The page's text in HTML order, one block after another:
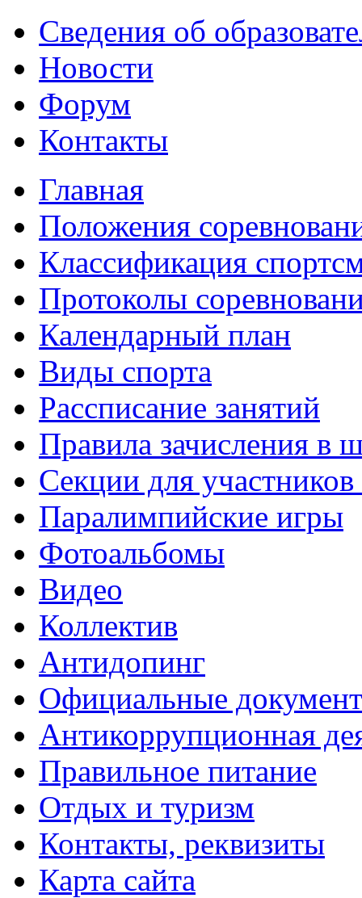
Сведения об
Новости
Форум
Контакты
Главная
Положения
Классификация
Протоколы
Календарный план
Виды спорта
Рассписание занятий
Правила зачисления в
Секции для
Паралимпийские игры
Фотоальбомы
Видео
Коллектив
Антидопинг
Официальные
Антикоррупционная
Правильное питание
Отдых и туризм
Контакты, реквизиты
Карта сайта